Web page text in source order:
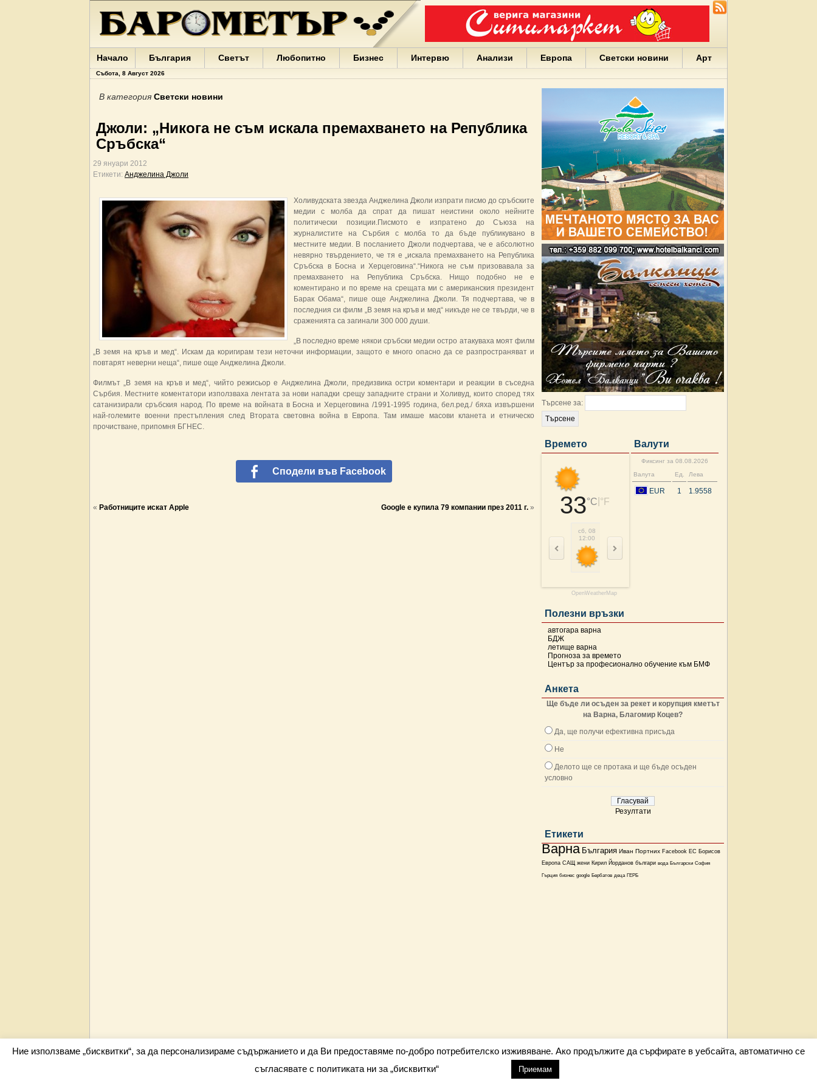
Варна
България
Портних
Facebook
ЕС
Борисов
Европа
Йорданов
българи
google
деца
Бербатов
ГЕРБ
Начало България Светът Любопитно Бизнес Интервю Анализи Европа Светски новини Арт
Събота, 8 Август 2026
Търсене за:
Времето
33°C °F
сб, 08
12:00
15:00
OpenWeatherMap
Валути
Фиксинг за 08.08.2026
Валута
Ед. Лева
EUR 1 1.9558
Полезни връзки
автогара варна
БДЖ
летище варна
Прогноза за времето
Център за професионално обучение към БМФ
Анкета
Ще бъде ли осъден за рекет и корупция кметът
на Варна, Благомир Коцев?
Да, ще получи ефективна присъда
Не
Делото ще се протака и ще бъде осъден
условно
Резултати
Етикети
Варна България Иван Портних Facebook ЕС Борисов
Европа САЩ жени Кирил Йорданов българи вода Български София
Гърция бизнес google Бербатов деца ГЕРБ
В категория Светски новини
Джоли: „Никога не съм искала премахването на Република
Сръбска“
29 януари 2012
Етикети: Анджелина Джоли
Холивудската звезда Анджелина Джоли изпрати писмо до сръбските
медии с молба да спрат да пишат неистини около нейните
политически позиции.Писмото е изпратено до Съюза на
журналистите на Сърбия с молба то да бъде публикувано в
местните медии. В посланието Джоли подчертава, че е абсолютно
невярно твърдението, че тя е „искала премахването на Република
Сръбска в Босна и Херцеговина“.“Никога не съм призовавала за
премахването на Република Сръбска. Нищо подобно не е
коментирано и по време на срещата ми с американския президент
Барак Обама“, пише още Анджелина Джоли. Тя подчертава, че в
последния си филм „В земя на кръв и мед“ никъде не се твърди, че в
сраженията са загинали 300 000 души.
„В последно време някои сръбски медии остро атакуваха моят филм
„В земя на кръв и мед“. Искам да коригирам тези неточни информации, защото е много опасно да се разпространяват и
повтарят неверни неща“, пише още Анджелина Джоли.
Филмът „В земя на кръв и мед“, чийто режисьор е Анджелина Джоли, предизвика остри коментари и реакции в съседна
Сърбия. Местните коментатори използваха лентата за нови нападки срещу западните страни и Холивуд, които според тях
сатанизирали сръбския народ. По време на войната в Босна и Херцеговина /1991-1995 година, бел.ред./ бяха извършени
най-големите военни престъпления след Втората световна война в Европа. Там имаше масови кланета и етническо
прочистване, припомня БГНЕС.
Сподели във Facebook
« Работниците искат Apple Google e купила 79 компании през 2011 г. »
Всички права запазени barometar.net © 2026 info@barometar.net
Ние използваме „бисквитки“, за да персонализираме съдържанието и да Ви предоставяме по-добро потребителско изживяване. Ако продължите да сърфирате в уебсайта, автоматично се
съгласявате с политиката ни за „бисквитки“
Приемам